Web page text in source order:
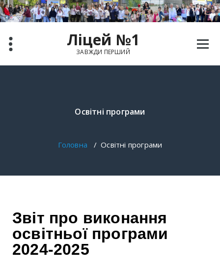
Ліцей №1
ЗАВЖДИ ПЕРШИЙ
Освітні програми
Головна /Освітні програми
Звіт про виконання
освітньої програми
2024-2025